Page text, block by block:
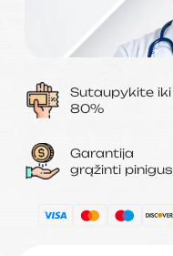
Sutaupykite iki
80%
Garantija
grąžinti pinigus